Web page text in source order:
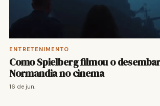
ENTRETENIMENTO
Como Spielberg filmou o
Normandia no cinema
16 de jun.